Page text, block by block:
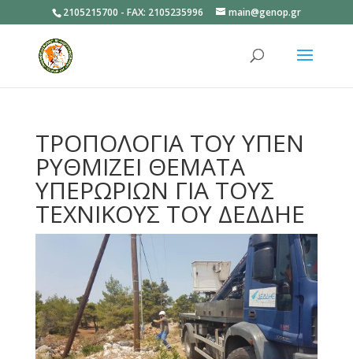
2105215700 - FAX: 2105235996 main@genop.gr
ΤΡΟΠΟΛΟΓΙΑ ΤΟΥ ΥΠΕΝ
ΡΥΘΜΙΖΕΙ ΘΕΜΑΤΑ
ΥΠΕΡΩΡΙΩΝ ΓΙΑ ΤΟΥΣ
ΤΕΧΝΙΚΟΥΣ ΤΟΥ ΔΕΔΔΗΕ